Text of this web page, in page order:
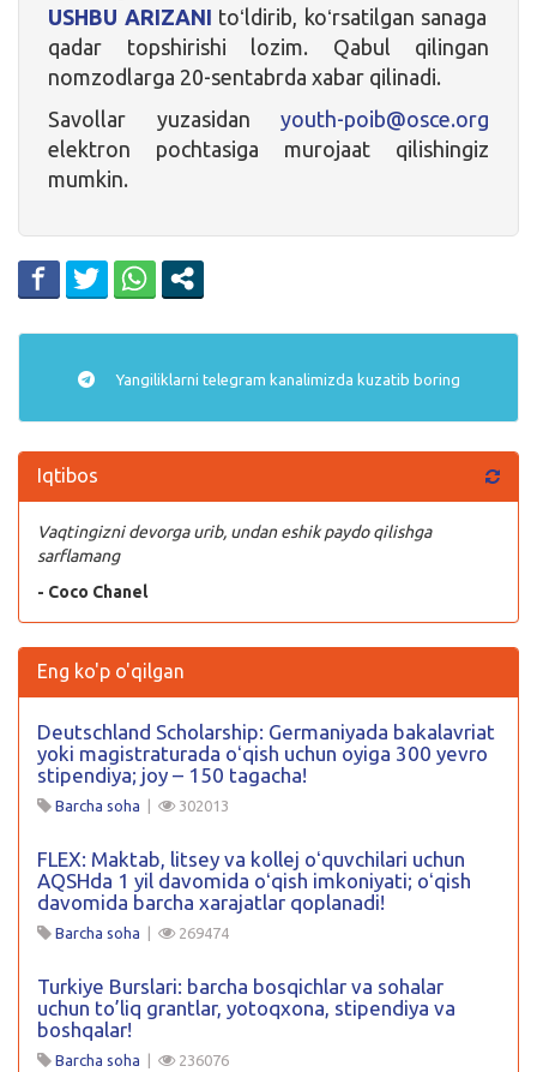
USHBU ARIZANI toʻldirib, koʻrsatilgan sanaga
qadar topshirishi lozim. Qabul qilingan
nomzodlarga 20-sentabrda xabar qilinadi.
Savollar yuzasidan youth-poib@osce.org
elektron pochtasiga murojaat qilishingiz
mumkin.
Yangiliklarni telegram kanalimizda kuzatib boring
Iqtibos
Vaqtingizni devorga urib, undan eshik paydo qilishga
sarflamang
- Coco Chanel
Eng ko'p o'qilgan
Deutschland Scholarship: Germaniyada bakalavriat
yoki magistraturada oʻqish uchun oyiga 300 yevro
stipendiya; joy – 150 tagacha!
Barcha soha | 302013
FLEX: Maktab, litsey va kollej oʻquvchilari uchun
AQSHda 1 yil davomida oʻqish imkoniyati; oʻqish
davomida barcha xarajatlar qoplanadi!
Barcha soha | 269474
Turkiye Burslari: barcha bosqichlar va sohalar
uchun to’liq grantlar, yotoqxona, stipendiya va
boshqalar!
Barcha soha | 236076